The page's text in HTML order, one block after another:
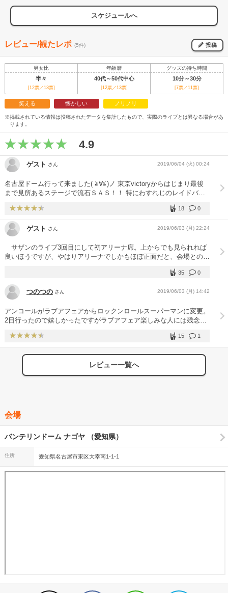
スケジュールへ
レビュー/観たレポ (5件) 投稿
男女比 年齢層 グッズの待ち時間
半々 40代～50代中心 10分～30分
[12票／13票] [12票／13票] [7票／11票]
笑える 懐かしい ノリノリ
※掲載されている情報は投稿されたデータを集計したもので、実際のライブとは異なる場合があ
ります。
4.9
ゲスト さん 2019/06/04 (火) 00:24
名古屋ドーム行って来ました( ≧∀≦)ノ 東京victoryからはじまり最後
まで見所あるステージで流石ＳＡＳ！！ 特にわすれじのレイドバッ
量でした。 そしてミスブランニューディ！ 今ではベタな曲、ライブ
においては前半、中盤、後半なんでもござれで、最近では便利屋的な
曲になってた感もありましたが今回この曲はライブ本編の主役的な盛
り上がりで、その熱気を名古屋ドーム全体から感じました。 改めて
凄い曲と感じました。 アンコールは私の大好きなＩam your singerと
旅姿六人衆が聴けて嬉しかったです。 Ｉam your singerとロックンロ
(*^O^*) 楽曲でも演出でも毛ガニさんの味が最高のエッセンス！ MC
おもしろすぎです(*^O^*) 又名古屋ドームで待ってます♪ 圭ちゃん(54)
0
18
ゲスト さん 2019/06/03 (月) 22:24
サザンのライブ3回目にして初アリーナ席。上からでも見られれば
良いほうですが、やはりアリーナでしかもほぼ正面だと、会場との一
プニングから手をを突き上げて、泣きそうでした。アンコール前まで
の数曲も怒濤の嵐で、最後の最後まで圧倒されました。 ただ、演
奏と演出などには全く文句のつけようがありませんが、観客のマナー
にもかかわらず、あちらこちらでスマホでバシャバシャ。退場の際も
自分たちの順番を待たずに、さっさと出て行く人たち、それに続いて
したよ。半分以上はいなくなっていたけれども。本当にイイものを、
イイ態度で鑑賞して、さらにイイものにすることもできるといいなと
思うのですが……
0
35
つのつの さん 2019/06/03 (月) 14:42
アンコールがラブアフェアからロックンロールスーパーマンに変更。
2日行ったので嬉しかったですがラブアフェア楽しみな人には残念だ
1
15
レビュー一覧へ
会場
バンテリンドーム ナゴヤ （愛知県）
住所 愛知県名古屋市東区大幸南1-1-1